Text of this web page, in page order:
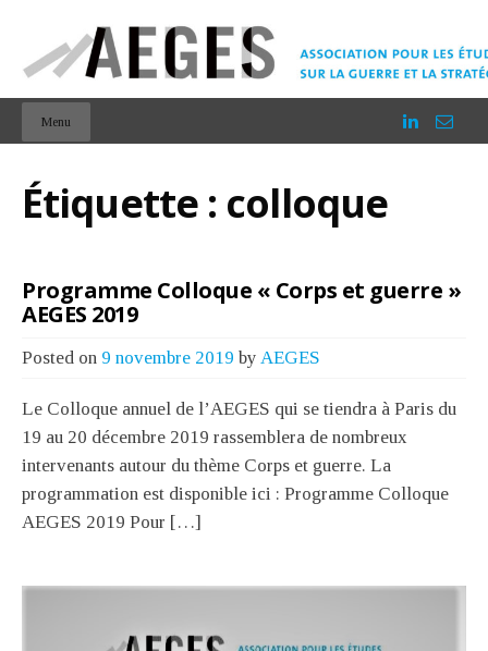
Menu
Étiquette : colloque
Programme Colloque « Corps et guerre »
AEGES 2019
Posted on 9 novembre 2019 by AEGES
Le Colloque annuel de l’AEGES qui se tiendra à Paris du
19 au 20 décembre 2019 rassemblera de nombreux
intervenants autour du thème Corps et guerre. La
programmation est disponible ici : Programme Colloque
AEGES 2019 Pour […]